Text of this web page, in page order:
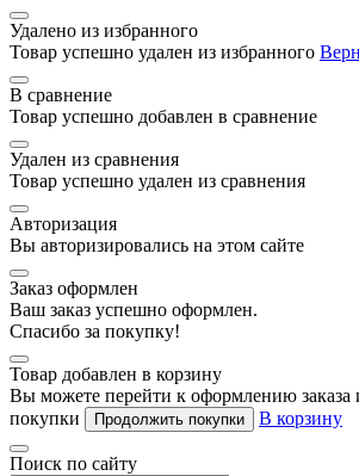
Удалено из избранного
Товар успешно удален из избранного
В сравнение
Товар успешно добавлен в сравнение
Удален из сравнения
Товар успешно удален из сравнения
Авторизация
Вы авторизировались на этом сайте
Заказ оформлен
Ваш заказ успешно оформлен.
Спасибо за покупку!
Товар добавлен в корзину
Вы можете перейти к оформлению заказа
покупки
Продолжить покупки В корзину
Поиск по сайту